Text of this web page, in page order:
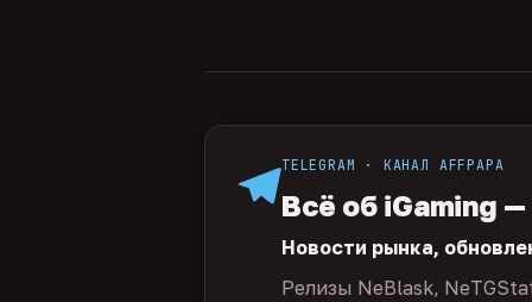
TELEGRAM · КАНАЛ AFFPAPA
Всё об iGaming
Новости рынка,
Релизы NeBlask,